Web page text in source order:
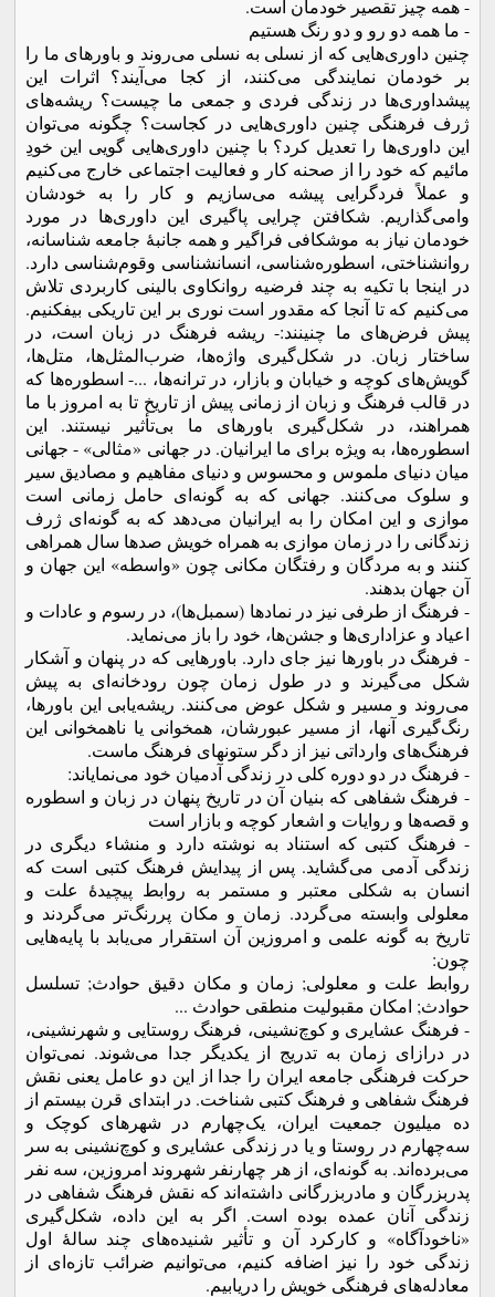
- همه چیز تقصیر خودمان است.
- ما همه دو رو و دو رنگ هستیم
چنین داوری‌هایی که از نسلی به نسلی می‌روند و باورهای ما را
بر خودمان نمایندگی می‌کنند، از کجا می‌آیند؟ اثرات این
پیشداوری‌ها در زندگی فردی و جمعی ما چیست؟ ریشه‌های
ژرف فرهنگی چنین داوری‌هایی در کجاست؟ چگونه می‌توان
این داوری‌ها را تعدیل کرد؟ با چنین داوری‌هایی گویی این خودِ
مائیم که خود را از صحنه کار و فعالیت اجتماعی خارج می‌کنیم
و عملاً فردگرایی پیشه می‌سازیم و کار را به خودشان
وامی‌گذاریم. شکافتن چرایی پاگیری این داوری‌ها در مورد
خودمان نیاز به موشکافی فراگیر و همه جانبۀ جامعه شناسانه،
روانشناختی، اسطوره‌شناسی، انسانشناسی وقوم‌شناسی دارد.
در اینجا با تکیه به چند فرضیه روانکاوی بالینی کاربردی تلاش
می‌کنیم که تا آنجا که مقدور است نوری بر این تاریکی بیفکنیم.
پیش فرض‌های ما چنینند:- ریشه فرهنگ در زبان است، در
ساختار زبان. در شکل‌گیری واژه‌ها، ضرب‌المثل‌ها، متل‌ها،
گویش‌های کوچه و خیابان و بازار، در ترانه‌ها، ...- اسطوره‌ها که
در قالب فرهنگ و زبان از زمانی پیش از تاریخ تا به امروز با ما
همراهند، در شکل‌گیری باورهای ما بی‌تأثیر نیستند. این
اسطوره‌ها، به ویژه برای ما ایرانیان. در جهانی «مثالی» - جهانی
میان دنیای ملموس و محسوس و دنیای مفاهیم و مصادیق سیر
و سلوک می‌کنند. جهانی که به گونه‌ای حامل زمانی است
موازی و این امکان را به ایرانیان می‌دهد که به گونه‌ای ژرف
زندگانی را در زمان موازی به همراه خویش صدها سال همراهی
کنند و به مردگان و رفتگان مکانی چون «واسطه» این جهان و
آن جهان بدهند.
- فرهنگ از طرفی نیز در نمادها (سمبل‌ها)، در رسوم و عادات و
اعیاد و عزاداری‌ها و جشن‌ها، خود را باز می‌نماید.
- فرهنگ در باورها نیز جای دارد. باورهایی که در پنهان و آشکار
شکل می‌گیرند و در طول زمان چون رودخانه‌ای به پیش
می‌روند و مسیر و شکل عوض می‌کنند. ریشه‌یابی این باورها،
رنگ‌گیری آنها، از مسیر عبورشان، همخوانی‌ یا ناهمخوانی این
فرهنگ‌های وارداتی نیز از دگر ستونهای فرهنگ ماست.
- فرهنگ در دو دوره کلی در زندگی آدمیان خود می‌نمایاند:
- فرهنگ شفاهی که بنیان آن در تاریخ پنهان در زبان و اسطوره
و قصه‌ها و روایات و اشعار کوچه و بازار است
- فرهنگ کتبی که استناد به نوشته دارد و منشاء دیگری در
زندگی آدمی می‌گشاید. پس از پیدایش فرهنگ کتبی است که
انسان به شکلی معتبر و مستمر به روابط پیچیدۀ علت و
معلولی وابسته می‌گردد. زمان و مکان پررنگ‌تر می‌گردند و
تاریخ به گونه علمی و امروزین آن استقرار می‌یابد با پایه‌هایی
چون:
روابط علت و معلولی; زمان و مکان دقیق حوادث; تسلسل
حوادث; امکان مقبولیت منطقی حوادث ...
- فرهنگ عشایری و کوچ‌نشینی، فرهنگ روستایی و شهرنشینی،
در درازای زمان به تدریج از یکدیگر جدا می‌شوند. نمی‌توان
حرکت فرهنگی جامعه ایران را جدا از این دو عامل یعنی نقش
فرهنگ شفاهی و فرهنگ کتبی شناخت. در ابتدای قرن بیستم از
ده میلیون جمعیت ایران، یک‌چهارم در شهرهای کوچک و
سه‌چهارم در روستا و یا در زندگی عشایری و کوچ‌نشینی به سر
می‌برده‌اند. به گونه‌ای، از هر چهارنفر شهروند امروزین، سه نفر
پدربزرگان و مادربزرگانی داشته‌اند که نقش فرهنگ شفاهی در
زندگی آنان عمده بوده است. اگر به این داده، شکل‌گیری
«ناخودآگاه» و کارکرد آن و تأثیر شنیده‌های چند سالۀ اول
زندگی خود را نیز اضافه کنیم، می‌توانیم ضرائب تازه‌ای از
معادله‌های فرهنگی خویش را دریابیم.